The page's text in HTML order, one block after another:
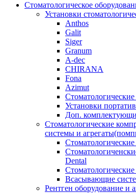
Стоматологическое
Установки
Anthos
Galit
Siger
Granum
A-dec
CHIRANA
Fona
Azimut
Установки
Доп.
Стоматологические
системы и
Dental
Всасывающие
Рентген оборудование и